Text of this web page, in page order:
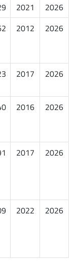
2021
2026
2012 2026
2017 2026
2016 2026
2017 2026
2022 2026